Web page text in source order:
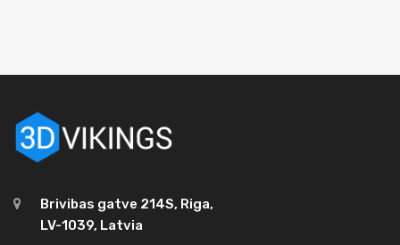
Brivibas gatve 214S, Riga,
LV-1039, Latvia